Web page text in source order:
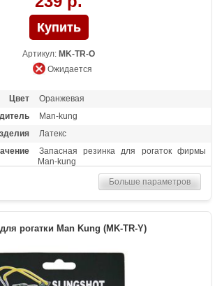
Артикул: MK-TR-O
Ожидается
Цвет
Оранжевая
Man-kung
Латекс
Запасная резинка для рогаток фирмы
Man-kung
Больше параметров
рогатки Man Kung (MK-TR-Y)